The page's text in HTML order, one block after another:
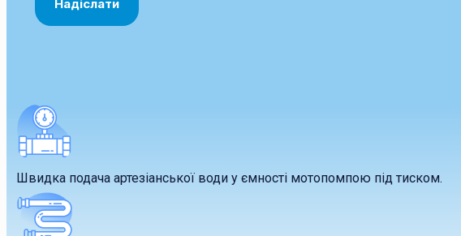
Швидка подача артезіанської води у ємності мотопомпою під тиском.